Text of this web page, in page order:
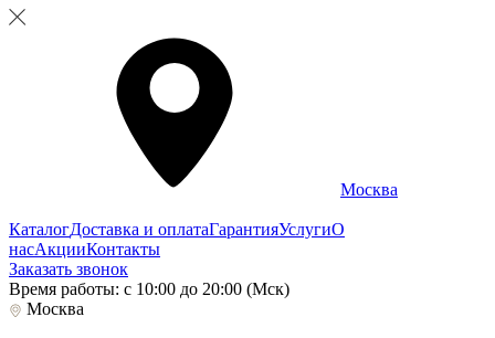
Москва
КаталогДоставка и оплатаГарантияУслугиО
насАкцииКонтакты
Заказать звонок
Время работы: с 10:00 до 20:00 (Мск)
Москва